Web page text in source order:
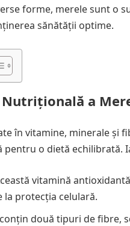
forme, merele sunt o
sănătății optime.
a
în vitamine, minerale și
pentru o dietă echilibrată.
vitamină
la protecția celulară.
două tipuri de fibre,